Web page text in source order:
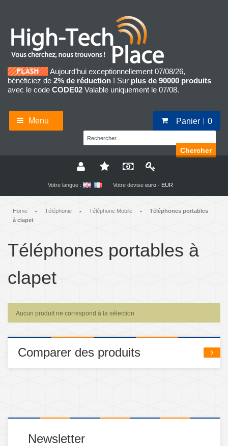
Aujourd’hui exceptionnellement 07/08/26,
bénéficiez de 2% de réduction ! Sur plus de 90000 produits
avec le code CODE02 Valable uniquement le 07/08.
Menu Panier 0
Chercher
Votre langue : Votre devise euro - EUR
Home • Téléphonie • Téléphone Mobile •
Téléphones portables
à clapet
Téléphones portables à
clapet
Aucun produit ne correspond à la sélection
Comparer des produits
Newsletter